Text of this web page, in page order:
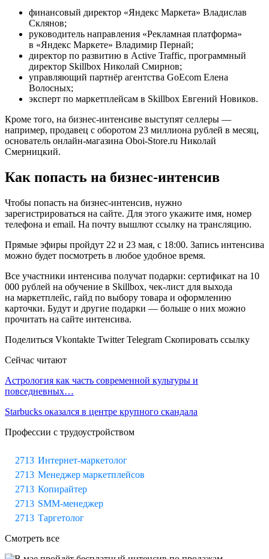
финансовый директор «Яндекс Маркета» Владислав
Склянов;
руководитель направления «Рекламная платформа»
в «Яндекс Маркете» Владимир Пернай;
директор по развитию в Active Traffic, программный
директор Skillbox Николай Смирнов;
управляющий партнёр агентства GoEcom Елена
Волосных;
эксперт по маркетплейсам в Skillbox Евгений Новиков.
Кроме того, на бизнес-интенсиве выступят селлеры —
например, продавец с оборотом 23 миллиона рублей в месяц,
основатель онлайн-магазина Oboi-Store.ru Николай
Смерницкий.
Как попасть на бизнес-интенсив
Чтобы попасть на бизнес-интенсив, нужно
зарегистрироваться на сайте. Для этого укажите имя, номер
телефона и email. На почту вышлют ссылку на трансляцию.
Прямые эфиры пройдут 22 и 23 мая, с 18:00. Запись интенсива
можно будет посмотреть в любое удобное время.
Все участники интенсива получат подарки: сертификат на 10
000 рублей на обучение в Skillbox, чек-лист для выхода
на маркетплейс, гайд по выбору товара и оформлению
карточки. Будут и другие подарки — больше о них можно
прочитать на сайте интенсива.
Поделиться Vkontakte Twitter Telegram Скопировать ссылку
Сейчас читают
Астрология как часть современной культуры и
повседневных…
Starbucks оказался в центре крупного скандала
Профессии с трудоустройством
Интернет-маркетолог
Менеджер маркетплейсов
Копирайтер
SMM-менеджер
Таргетолог
Смотреть все